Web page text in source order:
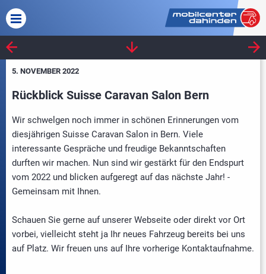
5. NOVEMBER 2022
Rückblick Suisse Caravan Salon Bern
Wir schwelgen noch immer in schönen Erinnerungen vom
diesjährigen Suisse Caravan Salon in Bern. Viele
interessante Gespräche und freudige Bekanntschaften
durften wir machen. Nun sind wir gestärkt für den Endspurt
vom 2022 und blicken aufgeregt auf das nächste Jahr! -
Gemeinsam mit Ihnen.
Schauen Sie gerne auf unserer Webseite oder direkt vor Ort
vorbei, vielleicht steht ja Ihr neues Fahrzeug bereits bei uns
auf Platz. Wir freuen uns auf Ihre vorherige Kontaktaufnahme.